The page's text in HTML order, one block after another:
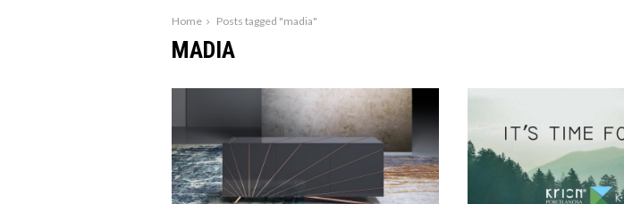
Home Posts tagged "madia"
MADIA